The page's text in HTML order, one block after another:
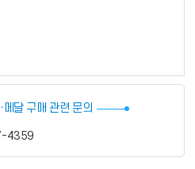
달 구매 관련 문의
4359